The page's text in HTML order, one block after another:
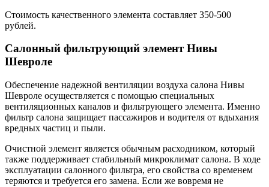
Стоимость качественного элемента составляет 350-500
рублей.
Салонный фильтрующий элемент Нивы
Шевроле
Обеспечение надежной вентиляции воздуха салона Нивы
Шевроле осуществляется с помощью специальных
вентиляционных каналов и фильтрующего элемента. Именно
фильтр салона защищает пассажиров и водителя от вдыхания
вредных частиц и пыли.
Очистной элемент является обычным расходником, который
также поддерживает стабильный микроклимат салона. В ходе
эксплуатации салонного фильтра, его свойства со временем
теряются и требуется его замена. Если же вовремя не